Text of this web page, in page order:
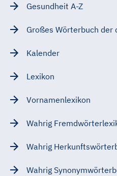
Gesundheit A-Z
Großes Wörterbuch der
Kalender
Lexikon
Vornamenlexikon
Wahrig
Wahrig
Wahrig